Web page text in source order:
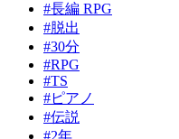
#長編 RPG
#脱出
#30分
#RPG
#TS
#ピアノ
#伝説
#2年